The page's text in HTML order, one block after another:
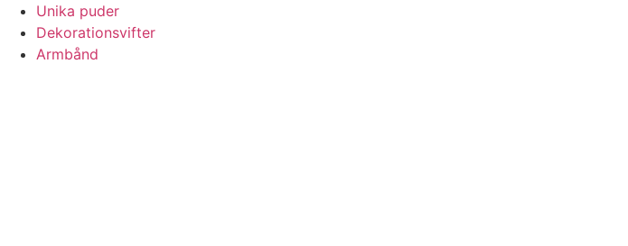
Videre
indhold
Unika puder
Dekorationsvifter
Armbånd